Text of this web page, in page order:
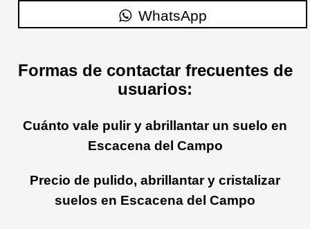
WhatsApp
Formas de contactar frecuentes de
usuarios:
Cuánto vale pulir y abrillantar un suelo en
Escacena del Campo
Precio de pulido, abrillantar y cristalizar
suelos en Escacena del Campo